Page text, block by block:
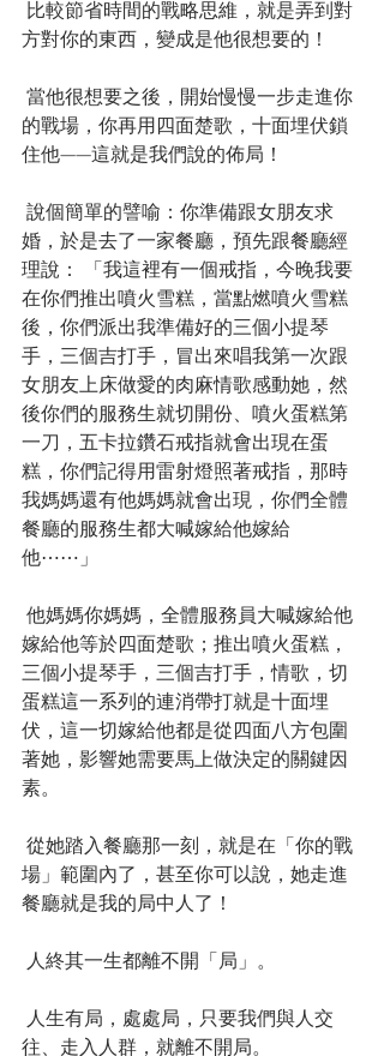
方對你的東西，變成是他很想要的！
的戰場，你再用四面楚歌，十面埋伏鎖
住他——這就是我們說的佈局！
婚，於是去了一家餐廳，預先跟餐廳經
理說： 「我這裡有一個戒指，今晚我要
在你們推出噴火雪糕，當點燃噴火雪糕
後，你們派出我準備好的三個小提琴
手，三個吉打手，冒出來唱我第一次跟
女朋友上床做愛的肉麻情歌感動她，然
後你們的服務生就切開份、噴火蛋糕第
一刀，五卡拉鑽石戒指就會出現在蛋
糕，你們記得用雷射燈照著戒指，那時
我媽媽還有他媽媽就會出現，你們全體
餐廳的服務生都大喊嫁給他嫁給
他⋯⋯」
嫁給他等於四面楚歌；推出噴火蛋糕，
三個小提琴手，三個吉打手，情歌，切
蛋糕這一系列的連消帶打就是十面埋
伏，這一切嫁給他都是從四面八方包圍
著她，影響她需要馬上做決定的關鍵因
素。
場」範圍內了，甚至你可以說，她走進
餐廳就是我的局中人了！
人終其一生都離不開「局」。
往、走入人群，就離不開局。